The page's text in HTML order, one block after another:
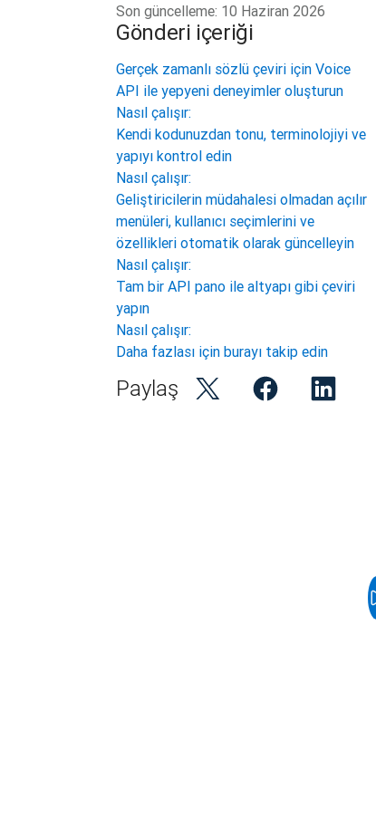
Son güncelleme: 10 Haziran 2026
Gönderi içeriği
Gerçek zamanlı sözlü çeviri için Voice
API ile yepyeni deneyimler oluşturun
Nasıl çalışır:
Kendi kodunuzdan tonu, terminolojiyi ve
yapıyı kontrol edin
Nasıl çalışır:
Geliştiricilerin müdahalesi olmadan açılır
menüleri, kullanıcı seçimlerini ve
özellikleri otomatik olarak güncelleyin
Nasıl çalışır:
Tam bir API pano ile altyapı gibi çeviri
yapın
Nasıl çalışır:
Daha fazlası için burayı takip edin
Paylaş